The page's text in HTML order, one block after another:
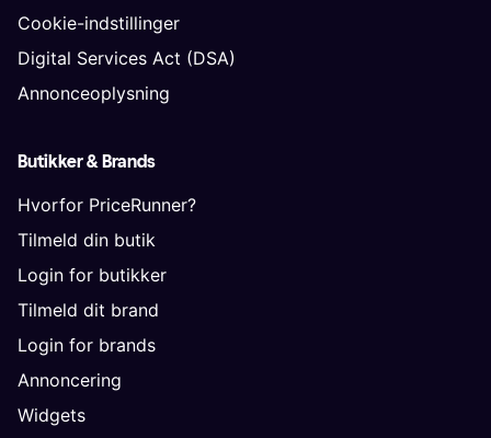
Cookie-indstillinger
Digital Services Act (DSA)
Annonceoplysning
Butikker & Brands
Hvorfor PriceRunner?
Tilmeld din butik
Login for butikker
Tilmeld dit brand
Login for brands
Annoncering
Widgets